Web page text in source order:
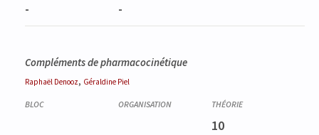
- -
Compléments de pharmacocinétique
Raphaël Denooz, Géraldine Piel
10